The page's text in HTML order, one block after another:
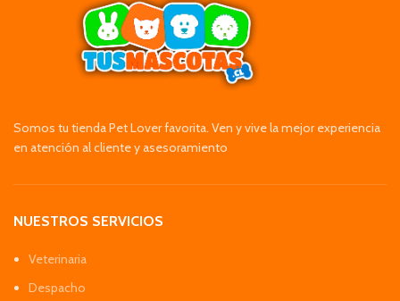
Somos tu tienda Pet Lover favorita. Ven y vive la mejor experiencia
en atención al cliente y asesoramiento
NUESTROS SERVICIOS
Veterinaria
Despacho